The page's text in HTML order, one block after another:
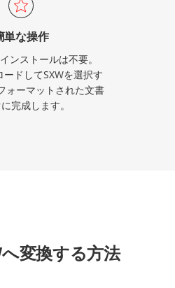
単な操作
ンストールは不要。
ードしてSXWを選択す
ォーマットされた文書
完成します。
へ変換する方法